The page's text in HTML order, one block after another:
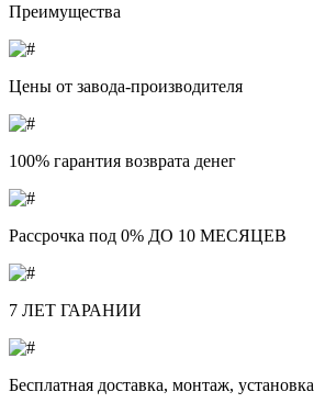
Преимущества
Цены от завода-производителя
100% гарантия возврата денег
Рассрочка под 0% ДО 10 МЕСЯЦЕВ
7 ЛЕТ ГАРАНИИ
Бесплатная доставка, монтаж, установка